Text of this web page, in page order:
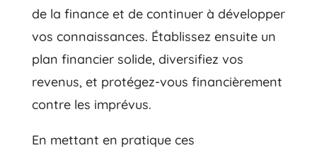
de la finance et de continuer à développer
vos connaissances. Établissez ensuite un
plan financier solide, diversifiez vos
revenus, et protégez-vous financièrement
contre les imprévus.
En mettant en pratique ces